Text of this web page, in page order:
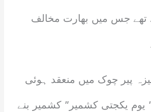
تھے جس میں بھارت مخالف
پیر چوک میں منعقد ہوئی
یوم یکجتی کشمیر” کشمیر بنے